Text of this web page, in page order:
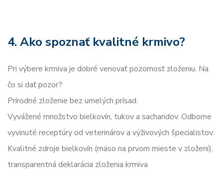
4. Ako spoznať kvalitné krmivo?
Pri výbere krmiva je dobré venovať pozornosť zloženiu. Na
čo si dať pozor?
Prírodné zloženie bez umelých prísad.
Vyvážené množstvo bielkovín, tukov a sacharidov. Odborne
vyvinuté receptúry od veterinárov a výživových špecialistov.
Kvalitné zdroje bielkovín (mäso na prvom mieste v zložení).
transparentná deklarácia zloženia krmiva